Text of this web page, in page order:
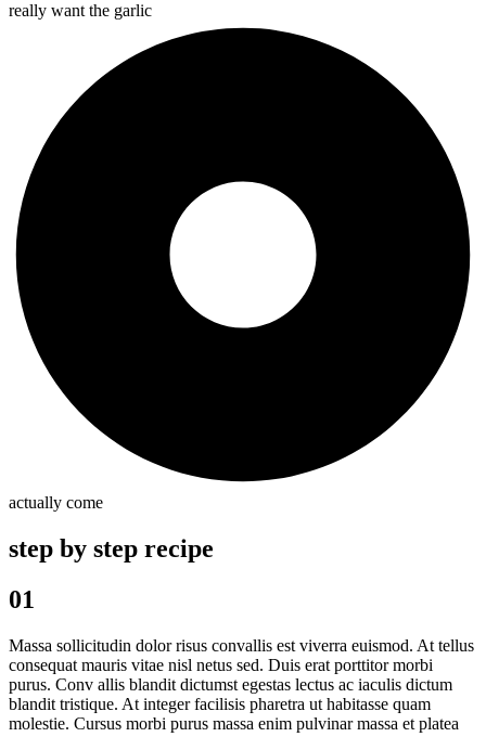
really want the garlic
actually come
step by step recipe
01
Massa sollicitudin dolor risus convallis est viverra euismod. At tellus
consequat mauris vitae nisl netus sed. Duis erat porttitor morbi
purus. Conv allis blandit dictumst egestas lectus ac iaculis dictum
blandit tristique. At integer facilisis pharetra ut habitasse quam
molestie. Cursus morbi purus massa enim pulvinar massa et platea